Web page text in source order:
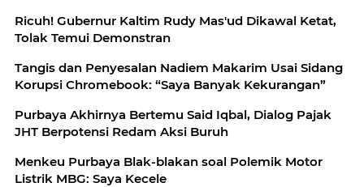
Ricuh! Gubernur Kaltim Rudy Mas'ud Dikawal Ketat,
Tolak Temui Demonstran
Tangis dan Penyesalan Nadiem Makarim Usai Sidang
Korupsi Chromebook: “Saya Banyak Kekurangan”
Purbaya Akhirnya Bertemu Said Iqbal, Dialog Pajak
JHT Berpotensi Redam Aksi Buruh
Menkeu Purbaya Blak-blakan soal Polemik Motor
Listrik MBG: Saya Kecele